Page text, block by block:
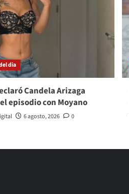
dia
Candela Arizaga
episodio con Moyano
6 agosto, 2026 0